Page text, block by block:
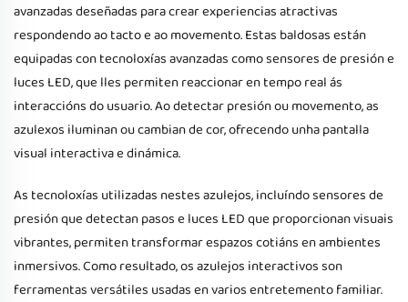
avanzadas deseñadas para crear experiencias atractivas
respondendo ao tacto e ao movemento. Estas baldosas están
equipadas con tecnoloxías avanzadas como sensores de presión e
luces LED, que lles permiten reaccionar en tempo real ás
interaccións do usuario. Ao detectar presión ou movemento, as
azulexos iluminan ou cambian de cor, ofrecendo unha pantalla
visual interactiva e dinámica.
As tecnoloxías utilizadas nestes azulejos, incluíndo sensores de
presión que detectan pasos e luces LED que proporcionan visuais
vibrantes, permiten transformar espazos cotiáns en ambientes
inmersivos. Como resultado, os azulejos interactivos son
ferramentas versátiles usadas en varios entretemento familiar.